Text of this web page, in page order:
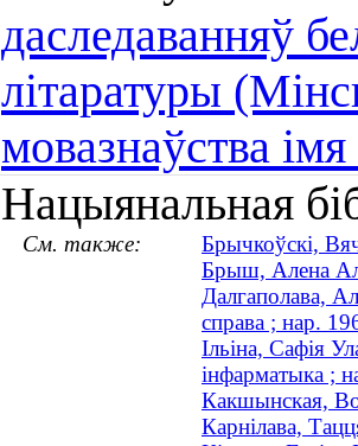
даследаванняў
літаратуры
мовазнаўства
Нацыянальная
См. также:
Брычкоўскі,
Брыш, Алена
Далгаполава,
справа ; нар.
Ільіна, Сафія
інфарматыка ;
Какшынская,
Карнілава,